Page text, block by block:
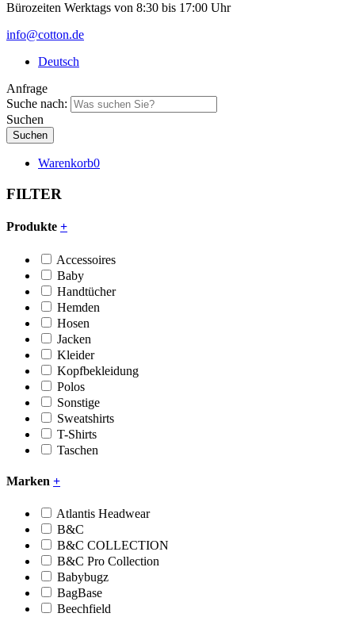
Bürozeiten Werktags von 8:30 bis 17:00 Uhr
info@cotton.de
Deutsch
Anfrage
Suche nach:
Suchen
Warenkorb0
FILTER
Produkte +
Accessoires
Baby
Handtücher
Hemden
Hosen
Jacken
Kleider
Kopfbekleidung
Polos
Sonstige
Sweatshirts
T-Shirts
Taschen
Marken +
Atlantis Headwear
B&C
B&C COLLECTION
B&C Pro Collection
Babybugz
BagBase
Beechfield